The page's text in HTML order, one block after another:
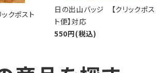
クポスト
日の出山バッジ 【クリックポス
ト便】対応
550円(税込)